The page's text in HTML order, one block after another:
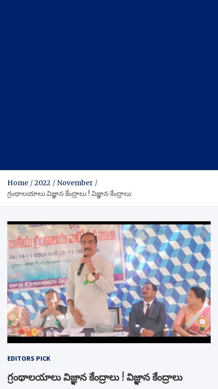
Home 2022
November
గ్రంథాలయాలు విజ్ఞాన కేంద్రాలు ! విజ్ఞాన కేంద్రాలు
EDITORS PICK
గ్రంథాలయాలు విజ్ఞాన కేంద్రాలు ! విజ్ఞాన కేంద్రాలు